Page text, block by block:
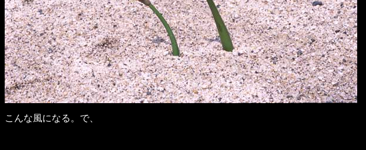
こんな風になる。で、